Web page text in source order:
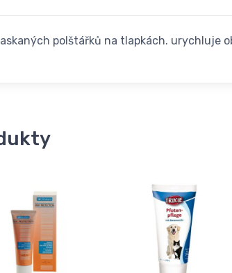
polštářků na tlapkách. urychluje